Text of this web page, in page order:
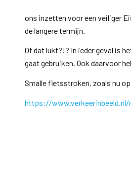
ons inzetten voor een veiliger
de langere termijn.
Of dat lukt?!? In ieder geval is
gaat gebruiken. Ook daarvoor
Smalle fietsstroken, zoals nu
https://